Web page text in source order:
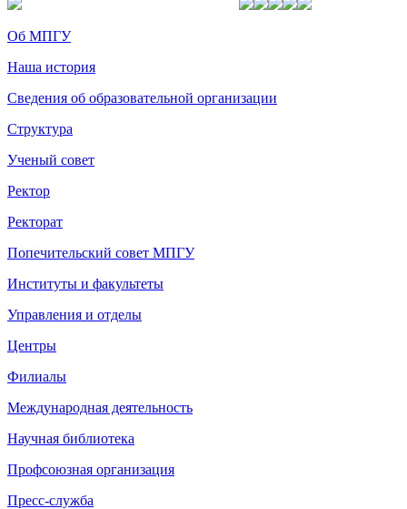
Об МПГУ
Наша история
Сведения об образовательной организации
Структура
Ученый совет
Ректор
Ректорат
Попечительский совет МПГУ
Институты и факультеты
Управления и отделы
Центры
Филиалы
Международная деятельность
Научная библиотека
Профсоюзная организация
Пресс-служба